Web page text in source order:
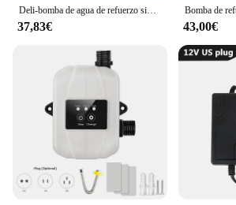
Deli-bomba de agua de refuerzo sin escobillas, controlador de presión automático, calentador de agua de refuerzo para el hogar, rociadores de ducha, 24V
37,83€ 43,00€